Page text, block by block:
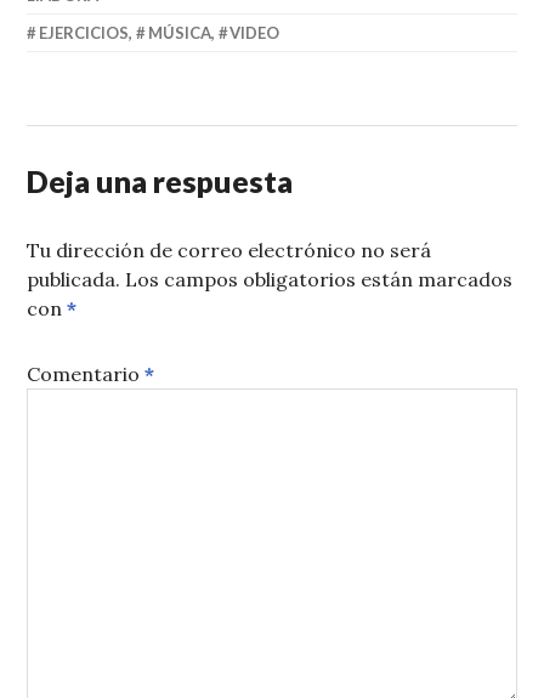
EJERCICIOS, MÚSICA, VIDEO
Deja una respuesta
Tu dirección de correo electrónico no será
publicada. Los campos obligatorios están marcados
con*
Comentario*